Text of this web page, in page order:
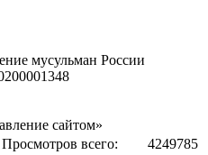
мусульман России
сайтом»
Просмотров всего:
4249785